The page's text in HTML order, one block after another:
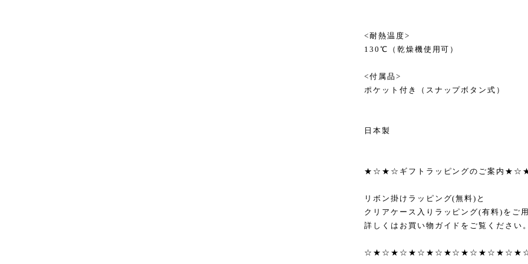
<耐熱温度>
130℃（乾燥機使用可）
<付属品>
ポケット付き（スナップボタン式）
日本製
★☆★☆ギフトラッピングのご案内
リボン掛けラッピング(無料)と
クリアケース入りラッピング(有料)をご
詳しくはお買い物ガイドをご覧ください。